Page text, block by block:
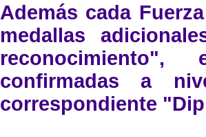
Además cada
medallas
confirmadas a
correspondiente